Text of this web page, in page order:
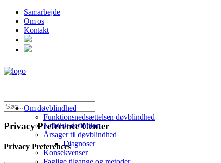
Samarbejde
Om os
Kontakt
Om døvblindhed
Funktionsnedsættelsen døvblindhed
Nordisk definition
Årsager til døvblindhed
Diagnoser
Konsekvenser
Faglige tilgange og metoder
Privacy Preference Center
Privacy Preferences